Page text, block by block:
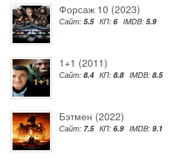
Форсаж 10 (2023)
Сайт: 5.5 КП: 6 IMDB: 5.9
1+1 (2011)
Сайт: 8.4 КП: 8.8 IMDB: 8.5
Бэтмен (2022)
Сайт: 7.5 КП: 6.9 IMDB: 9.1